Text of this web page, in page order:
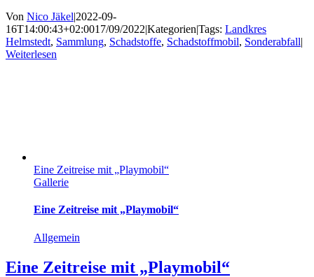
Von Nico Jäkel|2022-09-
16T14:00:43+02:0017/09/2022|Kategorien|Tags: Landkres
Helmstedt, Sammlung, Schadstoffe, Schadstoffmobil, Sonderabfall|
Weiterlesen
Eine Zeitreise mit „Playmobil“
Gallerie
Eine Zeitreise mit „Playmobil“
Allgemein
Eine Zeitreise mit „Playmobil“